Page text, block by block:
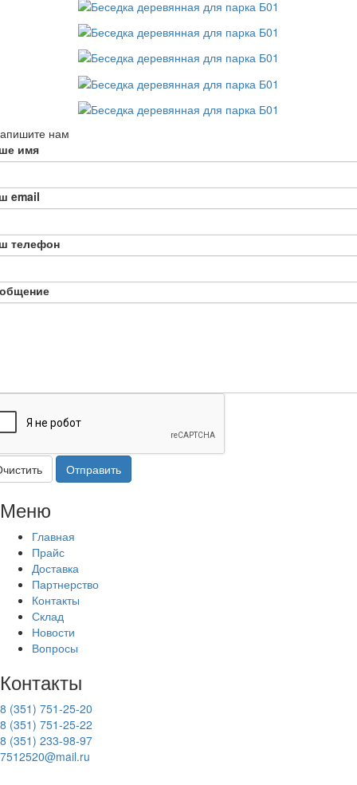
нам
имя
email
телефон
Отправить
Меню
Главная
Прайс
Доставка
Партнерство
Контакты
Склад
Новости
Вопросы
Контакты
8 (351) 751-25-20
8 (351) 751-25-22
8 (351) 233-98-97
7512520@mail.ru